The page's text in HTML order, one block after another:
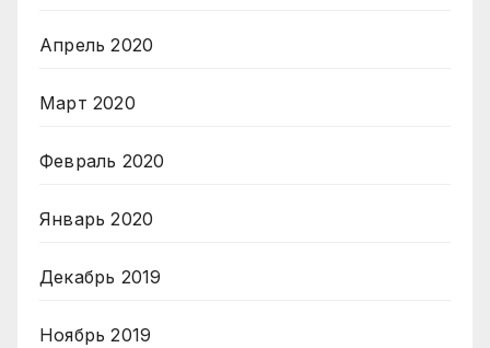
Апрель 2020
Март 2020
Февраль 2020
Январь 2020
Декабрь 2019
Ноябрь 2019